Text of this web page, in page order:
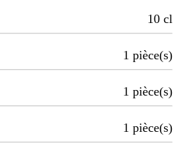
10 cl
1 pièce(s)
1 pièce(s)
1 pièce(s)